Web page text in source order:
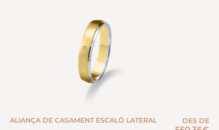
ALIANÇA DE CASAMENT ESCALÓ LATERAL DES DE